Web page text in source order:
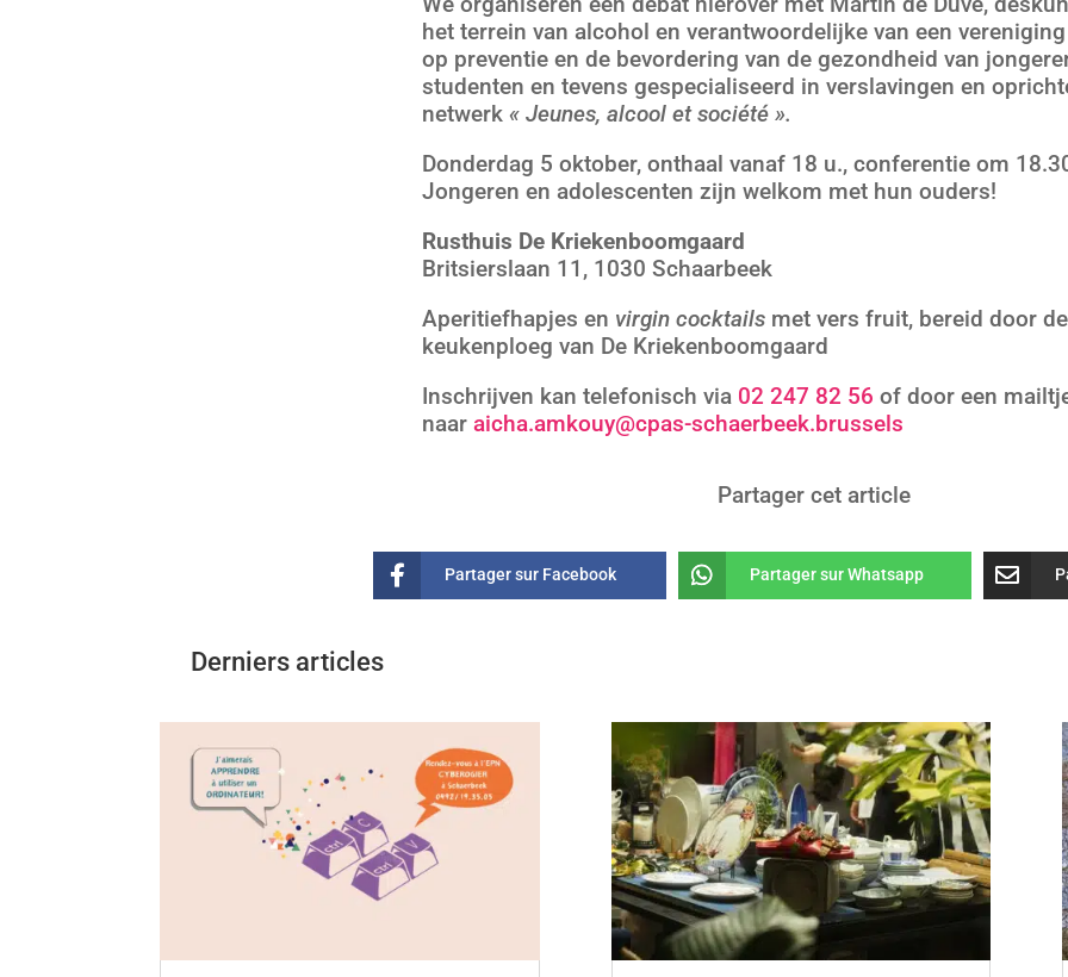
het terrein van alcohol en verantwoordelijke van een
op preventie en de bevordering van de gezondheid van
studenten en tevens gespecialiseerd in verslavingen en
netwerk« Jeunes, alcool et société ».
Donderdag 5 oktober, onthaal vanaf 18 u., conferentie om
Jongeren en adolescenten zijn welkom met hun ouders!
Rusthuis De Kriekenboomgaard
Britsierslaan 11, 1030 Schaarbeek
Aperitiefhapjes en virgin cocktails met vers fruit, bereid door de
keukenploeg van De Kriekenboomgaard
Inschrijven kan telefonisch via 02 247 82 56 of door een
naaraicha.amkouy@cpas-schaerbeek.brussels
Partager cet article
Partager sur Facebook Partager sur Whatsapp
Derniers articles